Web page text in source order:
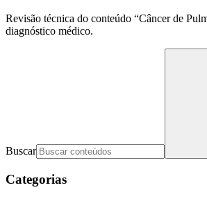
Revisão técnica do conteúdo “Câncer de
diagnóstico médico.
Buscar
Categorias